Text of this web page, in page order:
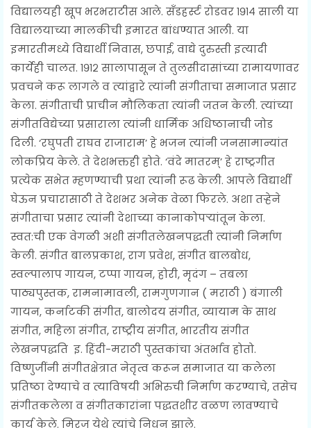
विद्यालयही खूप भरभराटीस आले. सँडहर्स्ट रोडवर १९१४ साली या
विद्यालयाच्या मालकीची इमारत बांधण्यात आली. या
इमारतीमध्ये विद्यार्थी निवास, छपाई, वाद्ये दुरुस्ती इत्यादी
कार्येही चालत. १९१२ सालापासून ते तुलसीदासांच्या रामायणावर
प्रवचने करू लागले व त्यांद्वारे त्यांनी संगीताचा समाजात प्रसार
केला. संगीताची प्राचीन मौलिकता त्यांनी जतन केली. त्यांच्या
संगीतविद्येच्या प्रसाराला त्यांनी धार्मिक अधिष्ठानाची जोड
दिली. ‘रघुपती राघव राजाराम’ हे भजन त्यांनी जनसामान्यांत
लोकप्रिय केले. ते देशभक्तही होते. ‘वंदे मातरम्’ हे राष्ट्रगीत
प्रत्येक सभेत म्हणण्याची प्रथा त्यांनी रूढ केली. आपले विद्यार्थी
घेऊन प्रचारासाठी ते देशभर अनेक वेळा फिरले. अशा तऱ्‍हेने
संगीताचा प्रसार त्यांनी देशाच्या कानाकोपऱ्‍यांतून केला.
स्वत:ची एक वेगळी अशी संगीतलेखनपद्धती त्यांनी निर्माण
केली. संगीत बालप्रकाश, राग प्रवेश, संगीत बालबोध,
स्वल्पालाप गायन, टप्पा गायन, होरी, मृदंग – तबला
पाठ्यपुस्तक, रामनामावली, रामगुणगान ( मराठी ) बंगाली
गायन, कर्नाटकी संगीत, बालोदय संगीत, व्यायाम के साथ
संगीत, महिला संगीत, राष्ट्रीय संगीत, भारतीय संगीत
लेखनपद्धति इ. हिंदी-मराठी पुस्तकांचा अंतर्भाव होतो.
विष्णुजींनी संगीतक्षेत्रात नेतृत्व करून समाजात या कलेला
प्रतिष्ठा देण्याचे व त्याविषयी अभिरुची निर्माण करण्याचे, तसेच
संगीतकलेला व संगीतकारांना पद्धतशीर वळण लावण्याचे
कार्य केले. मिरज येथे त्यांचे निधन झाले.